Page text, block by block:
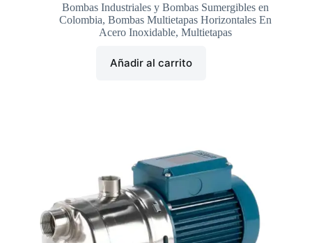
Bombas Industriales y Bombas Sumergibles en
Colombia, Bombas Multietapas Horizontales En
Acero Inoxidable, Multietapas
Añadir al carrito